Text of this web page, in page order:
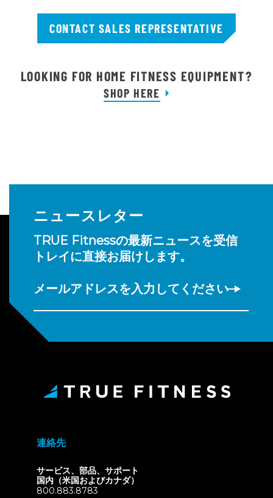
CONTACT SALES REPRESENTATIVE
LOOKING FOR HOME FITNESS EQUIPMENT?
SHOP HERE
ニュースレター
TRUE Fitnessの最新ニュースを受信
トレイに直接お届けします。
メールアドレスを入力してください
連絡先
サービス、部品、サポート
国内（米国およびカナダ）
800.883.8783